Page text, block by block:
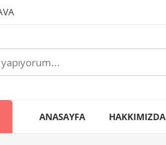
ANASAYFA HAKKIMIZDA